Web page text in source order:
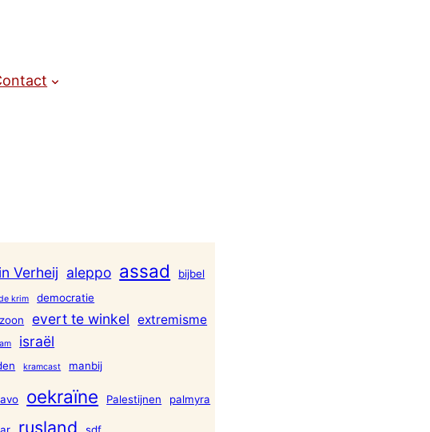
Verheij aleppo assad
bijbel
krim
democratie
evert te winkel extremisme
israël
kramcast manbij
oekraïne Palestijnen palmyra
rusland